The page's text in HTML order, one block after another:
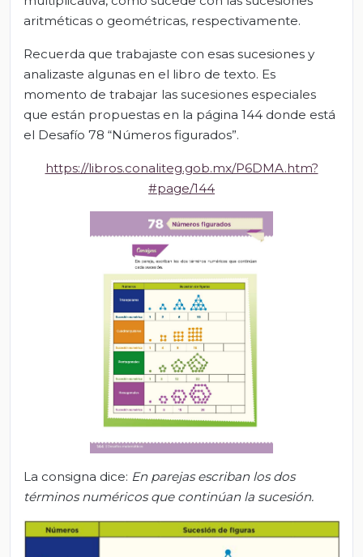
aritméticas o geométricas, respectivamente.
Recuerda que trabajaste con esas sucesiones y
analizaste algunas en el libro de texto. Es
momento de trabajar las sucesiones especiales
que están propuestas en la página 144 donde está
el Desafío 78 “Números figurados”.
https://libros.conaliteg.gob.mx/P6DMA.htm?
#page/144
La consigna dice: En parejas escriban los dos
términos numéricos que continúan la sucesión.